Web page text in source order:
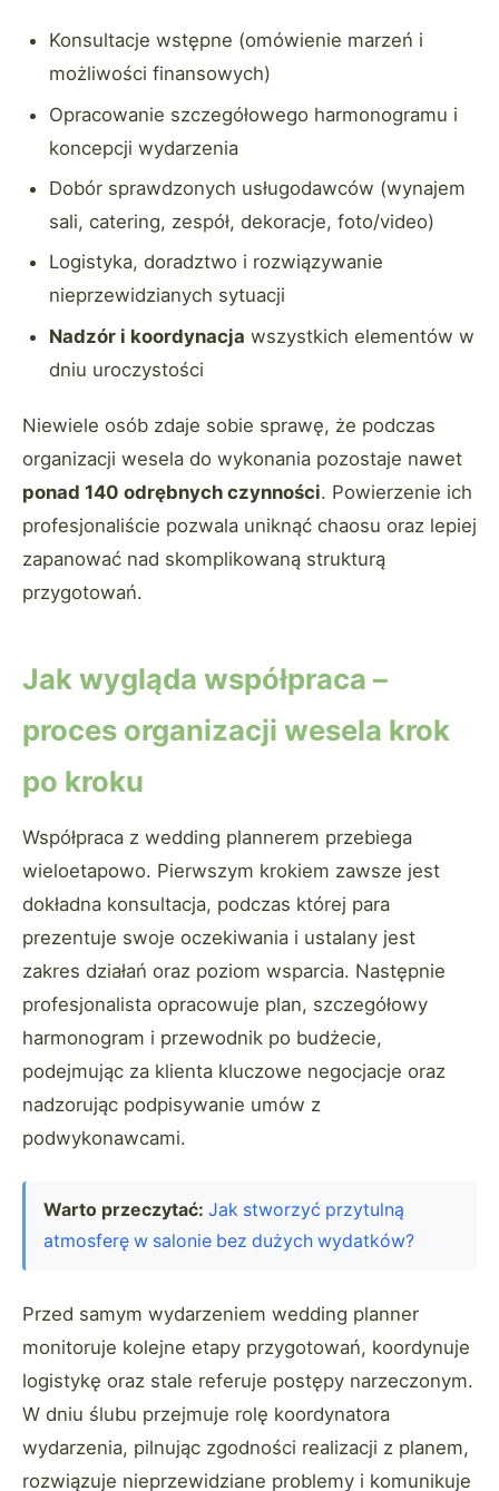
Konsultacje wstępne (omówienie marzeń i
możliwości finansowych)
Opracowanie szczegółowego harmonogramu i
koncepcji wydarzenia
Dobór sprawdzonych usługodawców (wynajem
sali, catering, zespół, dekoracje, foto/video)
Logistyka, doradztwo i rozwiązywanie
nieprzewidzianych sytuacji
Nadzór i koordynacja wszystkich elementów w
dniu uroczystości
Niewiele osób zdaje sobie sprawę, że podczas
organizacji wesela do wykonania pozostaje nawet
ponad 140 odrębnych czynności. Powierzenie ich
profesjonaliście pozwala uniknąć chaosu oraz lepiej
zapanować nad skomplikowaną strukturą
przygotowań.
Jak wygląda współpraca –
proces organizacji wesela krok
po kroku
Współpraca z wedding plannerem przebiega
wieloetapowo. Pierwszym krokiem zawsze jest
dokładna konsultacja, podczas której para
prezentuje swoje oczekiwania i ustalany jest
zakres działań oraz poziom wsparcia. Następnie
profesjonalista opracowuje plan, szczegółowy
harmonogram i przewodnik po budżecie,
podejmując za klienta kluczowe negocjacje oraz
nadzorując podpisywanie umów z
podwykonawcami.
Warto przeczytać: Jak stworzyć przytulną
atmosferę w salonie bez dużych wydatków?
Przed samym wydarzeniem wedding planner
monitoruje kolejne etapy przygotowań, koordynuje
logistykę oraz stale referuje postępy narzeczonym.
W dniu ślubu przejmuje rolę koordynatora
wydarzenia, pilnując zgodności realizacji z planem,
rozwiązuje nieprzewidziane problemy i komunikuje